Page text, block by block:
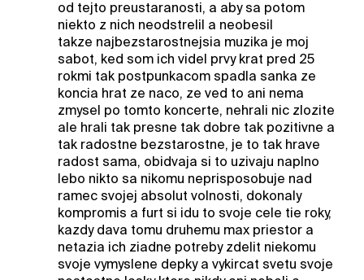
od tejto preustaranosti, a aby sa potom
niekto z nich neodstrelil a neobesil
takze najbezstarostnejsia muzika je moj
sabot, ked som ich videl prvy krat pred 25
rokmi tak postpunkacom spadla sanka ze
koncia hrat ze naco, ze ved to ani nema
zmysel po tomto koncerte, nehrali nic zlozite
ale hrali tak presne tak dobre tak pozitivne a
tak radostne bezstarostne, je to tak hrave
radost sama, obidvaja si to uzivaju naplno
lebo nikto sa nikomu neprisposobuje nad
ramec svojej absolut volnosti, dokonaly
kompromis a furt si idu to svoje cele tie roky,
kazdy dava tomu druhemu max priestor a
netazia ich ziadne potreby zdelit niekomu
svoje vymyslene depky a vykircat svetu svoje